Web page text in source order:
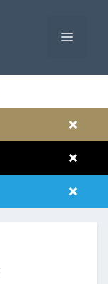
MENÜ
×
×
×